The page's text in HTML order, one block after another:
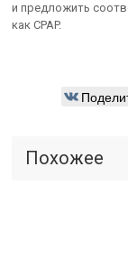
и предложить
как CPAP.
Похожее